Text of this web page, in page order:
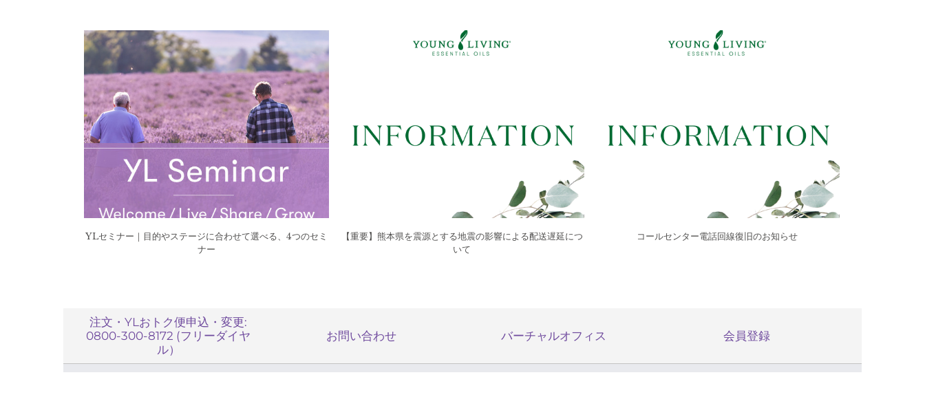
YLセミナー｜目的やステージに合わせて選べる、4つのセミ
ナー
【重要】熊本県を震源とする地震の影響による配送遅延につ
いて
コールセンター電話回線復旧のお知らせ
注文・YLおトク便申込・変更:
0800-300-8172 (フリーダイヤ
ル）
お問い合わせ バーチャルオフィス 会員登録